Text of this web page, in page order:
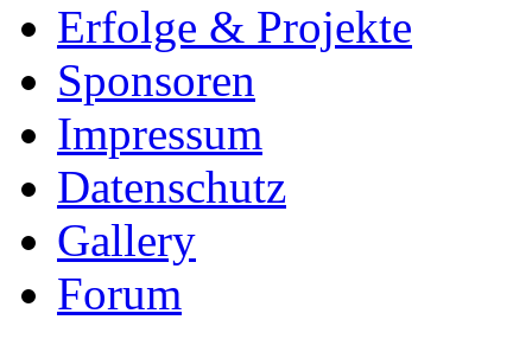
Erfolge & Projekte
Sponsoren
Impressum
Datenschutz
Gallery
Forum